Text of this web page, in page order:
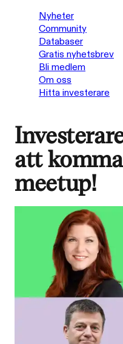
Nyheter
Community
Databaser
Gratis nyhetsbrev
Bli medlem
Om oss
Hitta investerare
att
meetup!